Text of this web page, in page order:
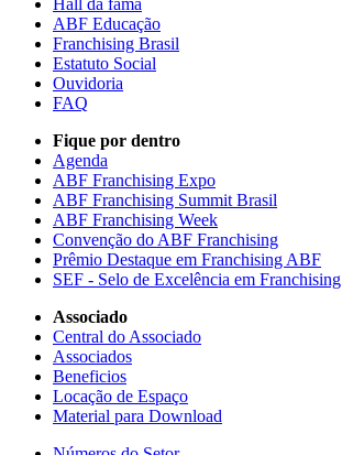
Hall da fama
ABF Educação
Franchising Brasil
Estatuto Social
Ouvidoria
FAQ
Fique por dentro
Agenda
ABF Franchising Expo
ABF Franchising Summit Brasil
ABF Franchising Week
Convenção do ABF Franchising
Prêmio Destaque em Franchising ABF
SEF - Selo de Excelência em Franchising
Associado
Central do Associado
Associados
Beneficios
Locação de Espaço
Material para Download